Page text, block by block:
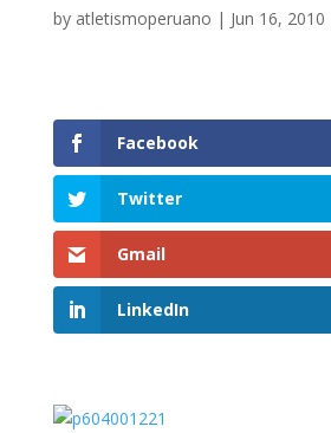
by atletismoperuano | Jun 16, 2010
Facebook
Twitter
Gmail
LinkedIn